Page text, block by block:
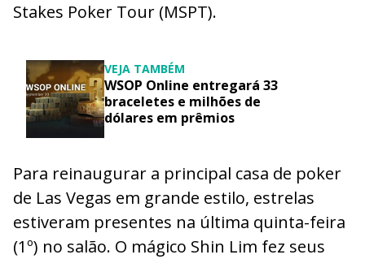
Stakes Poker Tour (MSPT).
VEJA TAMBÉM
WSOP Online entregará 33
braceletes e milhões de
dólares em prêmios
Para reinaugurar a principal casa de poker
de Las Vegas em grande estilo, estrelas
estiveram presentes na última quinta-feira
(1º) no salão. O mágico Shin Lim fez seus